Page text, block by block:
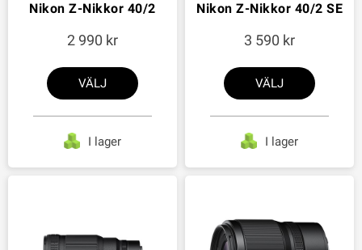
Nikon Z-Nikkor 40/2
2 990
VÄLJ
I lager
Nikon Z-Nikkor 40/2 SE
3 590
VÄLJ
I lager